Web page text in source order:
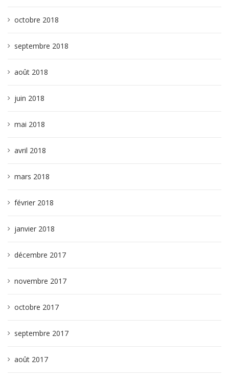
octobre 2018
septembre 2018
août 2018
juin 2018
mai 2018
avril 2018
mars 2018
février 2018
janvier 2018
décembre 2017
novembre 2017
octobre 2017
septembre 2017
août 2017